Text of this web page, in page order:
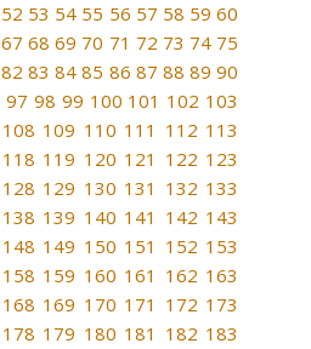
52 53 54 55 56 57 58 59 60
67 68 69 70 71 72 73 74 75
82 83 84 85 86 87 88 89 90
97 98 99 100 101 102 103
108 109 110 111 112 113
118 119 120 121 122 123
128 129 130 131 132 133
138 139 140 141 142 143
148 149 150 151 152 153
158 159 160 161 162 163
168 169 170 171 172 173
178 179 180 181 182 183